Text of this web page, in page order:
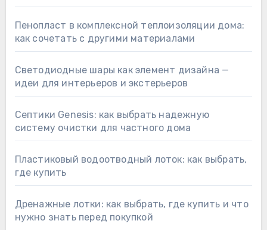
Пенопласт в комплексной теплоизоляции дома:
как сочетать с другими материалами
Светодиодные шары как элемент дизайна —
идеи для интерьеров и экстерьеров
Септики Genesis: как выбрать надежную
систему очистки для частного дома
Пластиковый водоотводный лоток: как выбрать,
где купить
Дренажные лотки: как выбрать, где купить и что
нужно знать перед покупкой